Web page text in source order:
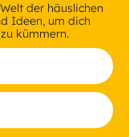
der häuslichen
Ideen, um dich
kümmern.